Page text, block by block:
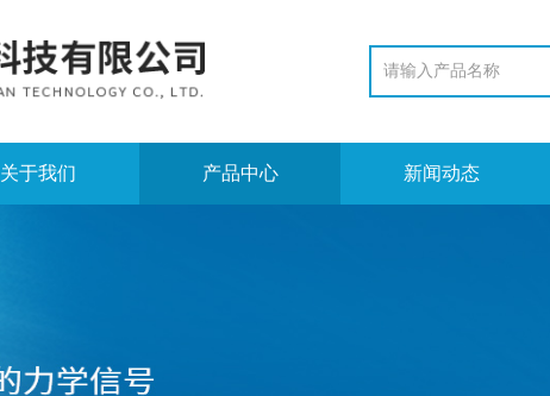
关于我们 产品中心 新闻动态